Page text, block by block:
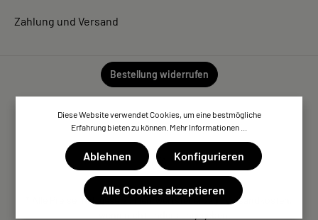
Zahlung und Versand
Bestellung widerrufen
* Alle Preise inkl. gesetzl. Mehrwertsteuer zzgl. Versandkosten,
Diese Website verwendet Cookies, um eine bestmögliche
Erfahrung bieten zu können. Mehr Informationen ...
Ablehnen Konfigurieren
Alle Cookies akzeptieren